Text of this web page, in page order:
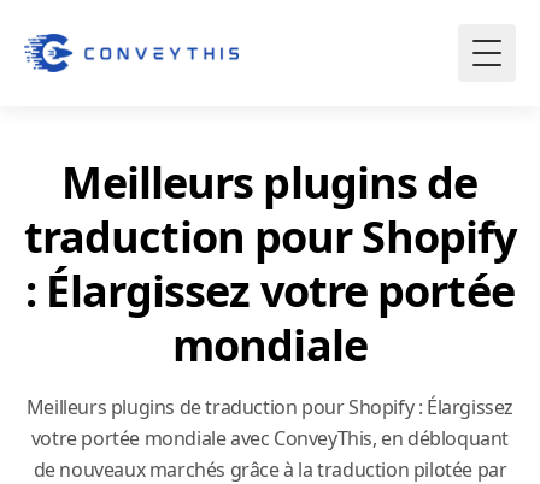
Meilleurs plugins de
traduction pour Shopify
: Élargissez votre portée
mondiale
Meilleurs plugins de traduction pour Shopify : Élargissez
votre portée mondiale avec ConveyThis, en débloquant
de nouveaux marchés grâce à la traduction pilotée par